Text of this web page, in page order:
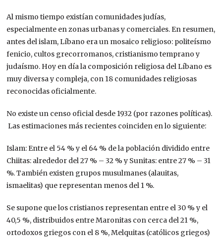
Al mismo tiempo existían comunidades judías,
especialmente en zonas urbanas y comerciales. En resumen,
antes del islam, Líbano era un mosaico religioso: politeísmo
fenicio, cultos grecorromanos, cristianismo temprano y
judaísmo. Hoy en día la composición religiosa del Líbano es
muy diversa y compleja, con 18 comunidades religiosas
reconocidas oficialmente.
No existe un censo oficial desde 1932 (por razones políticas).
Las estimaciones más recientes coinciden en lo siguiente:
Islam: Entre el 54 % y el 64 % de la población dividido entre
Chiitas: alrededor del 27 % – 32 % y Sunitas: entre 27 % – 31
%. También existen grupos musulmanes (alauitas,
ismaelitas) que representan menos del 1 %.
Se supone que los cristianos representan entre el 30 % y el
40,5 %, distribuidos entre Maronitas con cerca del 21 %,
ortodoxos griegos con el 8 %, Melquitas (católicos griegos)